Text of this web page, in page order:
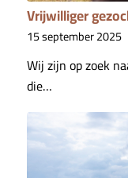
Vrijwilliger
15 september 2025
Wij zijn op zoek
die…